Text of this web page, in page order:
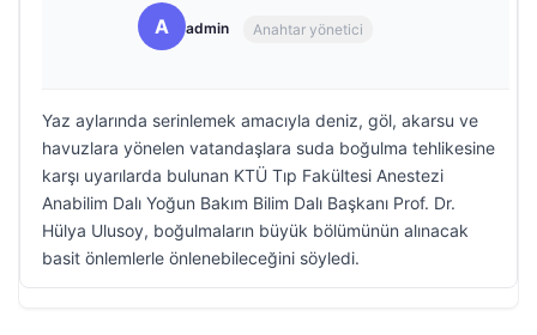
A admin Anahtar yönetici
Yaz aylarında serinlemek amacıyla deniz, göl, akarsu ve
havuzlara yönelen vatandaşlara suda boğulma tehlikesine
karşı uyarılarda bulunan KTÜ Tıp Fakültesi Anestezi
Anabilim Dalı Yoğun Bakım Bilim Dalı Başkanı Prof. Dr.
Hülya Ulusoy, boğulmaların büyük bölümünün alınacak
basit önlemlerle önlenebileceğini söyledi.